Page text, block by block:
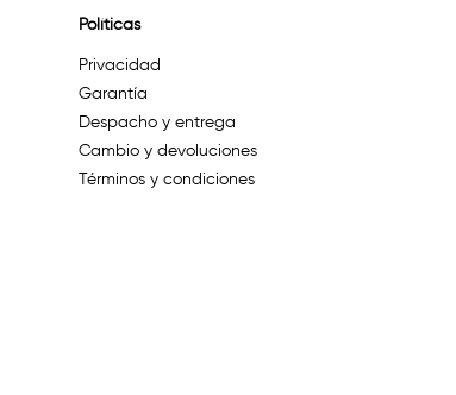
Políticas
Privacidad
Garantía
Despacho y entrega
Cambio y devoluciones
Términos y condiciones